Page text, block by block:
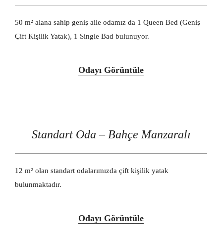
50 m² alana sahip geniş aile odamız da 1 Queen Bed (Geniş
Çift Kişilik Yatak), 1 Single Bad bulunuyor.
Odayı Görüntüle
Standart Oda – Bahçe Manzaralı
12 m² olan standart odalarımızda çift kişilik yatak
bulunmaktadır.
Odayı Görüntüle